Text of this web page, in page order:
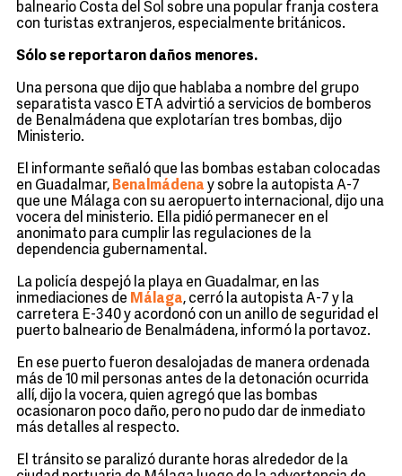
balneario Costa del Sol sobre una popular franja costera
con turistas extranjeros, especialmente británicos.
Sólo se reportaron daños menores.
Una persona que dijo que hablaba a nombre del grupo
separatista vasco ETA advirtió a servicios de bomberos
de Benalmádena que explotarían tres bombas, dijo
Ministerio.
El informante señaló que las bombas estaban colocadas
en Guadalmar, Benalmádena y sobre la autopista A-7
que une Málaga con su aeropuerto internacional, dijo una
vocera del ministerio. Ella pidió permanecer en el
anonimato para cumplir las regulaciones de la
dependencia gubernamental.
La policía despejó la playa en Guadalmar, en las
inmediaciones de Málaga, cerró la autopista A-7 y la
carretera E-340 y acordonó con un anillo de seguridad el
puerto balneario de Benalmádena, informó la portavoz.
En ese puerto fueron desalojadas de manera ordenada
más de 10 mil personas antes de la detonación ocurrida
allí, dijo la vocera, quien agregó que las bombas
ocasionaron poco daño, pero no pudo dar de inmediato
más detalles al respecto.
El tránsito se paralizó durante horas alrededor de la